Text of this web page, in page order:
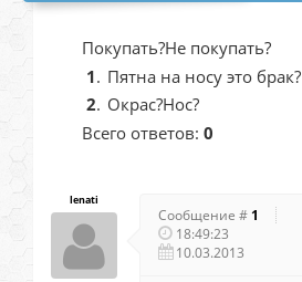
Покупать?Не покупать?
1. Пятна на носу это брак?
2. Окрас?Нос?
Всего ответов: 0
lenati
Сообщение # 1
18:49:23
10.03.2013